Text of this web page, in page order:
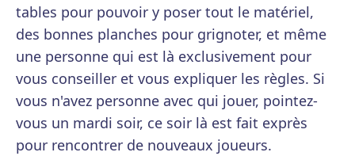
tables pour pouvoir y poser tout le matériel,
des bonnes planches pour grignoter, et même
une personne qui est là exclusivement pour
vous conseiller et vous expliquer les règles. Si
vous n'avez personne avec qui jouer, pointez-
vous un mardi soir, ce soir là est fait exprès
pour rencontrer de nouveaux joueurs.